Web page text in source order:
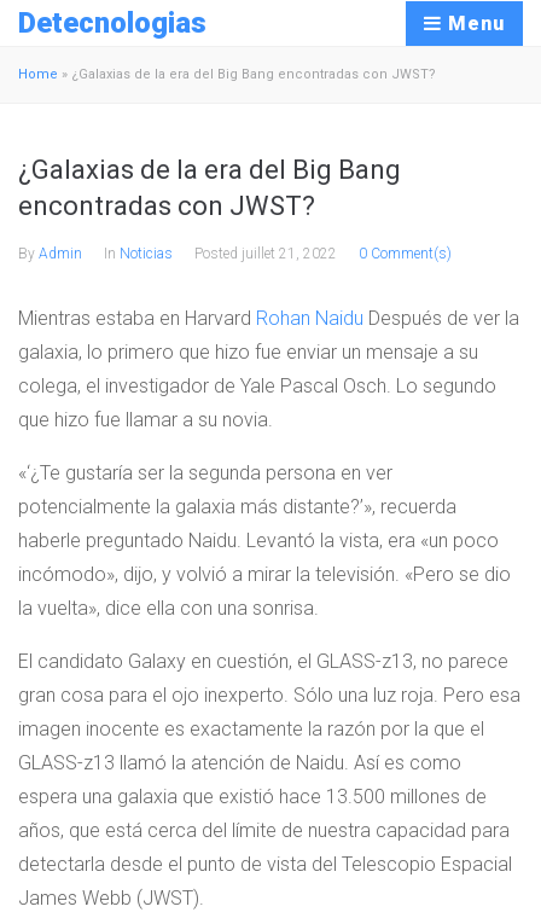
Detecnologias Menu
Home » ¿Galaxias de la era del Big Bang encontradas con JWST?
¿Galaxias de la era del Big Bang
encontradas con JWST?
By Admin In Noticias Posted juillet 21, 2022 0 Comment(s)
Mientras estaba en Harvard Rohan Naidu Después de ver la
galaxia, lo primero que hizo fue enviar un mensaje a su
colega, el investigador de Yale Pascal Osch. Lo segundo
que hizo fue llamar a su novia.
«‘¿Te gustaría ser la segunda persona en ver
potencialmente la galaxia más distante?’», recuerda
haberle preguntado Naidu. Levantó la vista, era «un poco
incómodo», dijo, y volvió a mirar la televisión. «Pero se dio
la vuelta», dice ella con una sonrisa.
El candidato Galaxy en cuestión, el GLASS-z13, no parece
gran cosa para el ojo inexperto. Sólo una luz roja. Pero esa
imagen inocente es exactamente la razón por la que el
GLASS-z13 llamó la atención de Naidu. Así es como
espera una galaxia que existió hace 13.500 millones de
años, que está cerca del límite de nuestra capacidad para
detectarla desde el punto de vista del Telescopio Espacial
James Webb (JWST).